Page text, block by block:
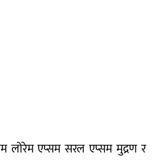
लोरेम एप्सम सरल एप्सम मुद्रण र